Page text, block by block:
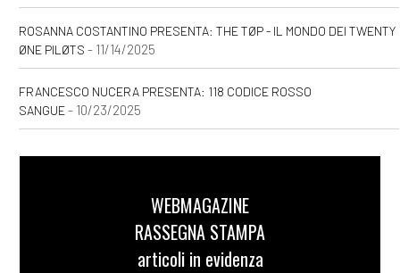
ROSANNA COSTANTINO PRESENTA: THE TØP - IL MONDO DEI TWENTY
ØNE PILØTS - 11/14/2025
FRANCESCO NUCERA PRESENTA: 118 CODICE ROSSO
SANGUE- 10/23/2025
WEBMAGAZINE
RASSEGNA STAMPA
articoli in evidenza